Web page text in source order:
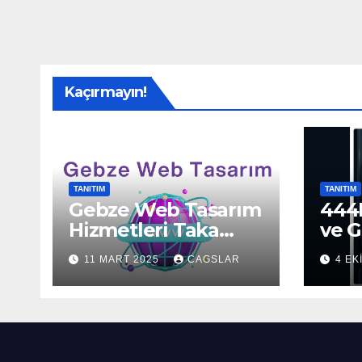
Kaçırmayın!
TANITIM
Gebze Web Tasarım
Hizmetleri Taka
Bilişim’de!
11 MART 2025 CAGSLAR
TANITIM
ve
4